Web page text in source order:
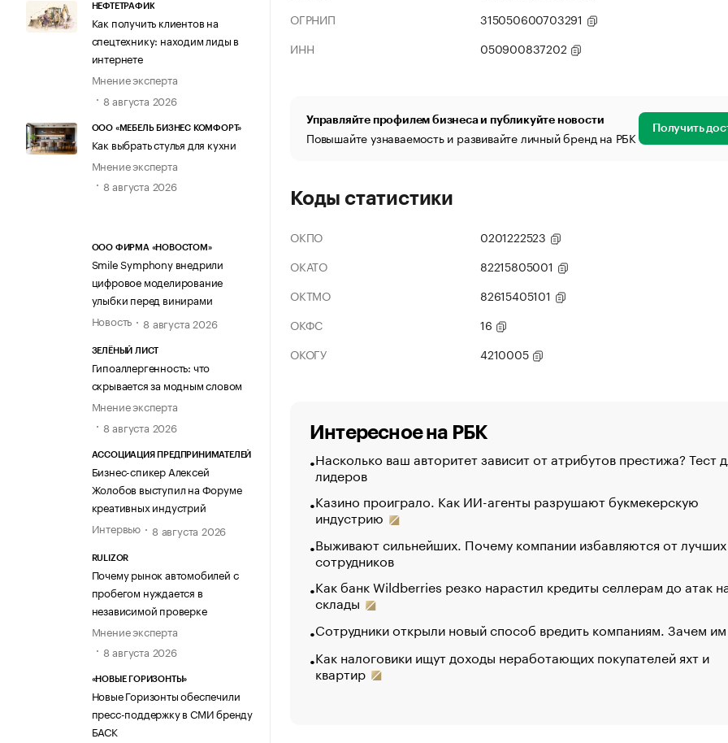
НЕФТЕТРАФИК
Как получить клиентов на
спецтехнику: находим лиды в
интернете
Мнение эксперта
8 августа 2026
ООО «МЕБЕЛЬ БИЗНЕС КОМФОРТ»
Как выбрать стулья для кухни
Мнение эксперта
8 августа 2026
ООО ФИРМА «НОВОСТОМ»
Smile Symphony внедрили
цифровое моделирование
улыбки перед винирами
Новость
8 августа 2026
ЗЕЛЁНЫЙ ЛИСТ
Гипоаллергенность: что
скрывается за модным словом
Мнение эксперта
8 августа 2026
АССОЦИАЦИЯ ПРЕДПРИНИМАТЕЛЕЙ
Бизнес-спикер Алексей
Жолобов выступил на Форуме
креативных индустрий
Интервью
8 августа 2026
RULIZOR
Почему рынок автомобилей с
пробегом нуждается в
независимой проверке
Мнение эксперта
8 августа 2026
«НОВЫЕ ГОРИЗОНТЫ»
Новые Горизонты обеспечили
пресс-поддержку в СМИ бренду
БАСК
ОГРНИП
315050600703291
ИНН
050900837202
Управляйте профилем бизнеса и публикуйте новости
Повышайте узнаваемость и развивайте личный бренд на РБК Получить
Коды статистики
ОКПО
0201222523
ОКАТО
82215805001
ОКТМО
82615405101
ОКФС
16
ОКОГУ
4210005
Интересное на РБК
Насколько ваш авторитет зависит от атрибутов престижа? Тест
лидеров
Казино проиграло. Как ИИ-агенты разрушают букмекерскую
индустрию
Выживают сильнейших. Почему компании избавляются от лучших
сотрудников
Как банк Wildberries резко нарастил кредиты селлерам до атак
склады
Сотрудники открыли новый способ вредить компаниям. Зачем
Как налоговики ищут доходы неработающих покупателей яхт и
квартир